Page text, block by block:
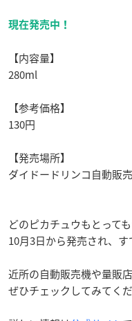
現在発売中！
【内容量】
280ml
【参考価格】
130円
【発売場所】
ダイドードリンコ自動販
どのピカチュウもとって
10月3日から発売され、す
近所の自動販売機や量販
ぜひチェックしてみてくだ